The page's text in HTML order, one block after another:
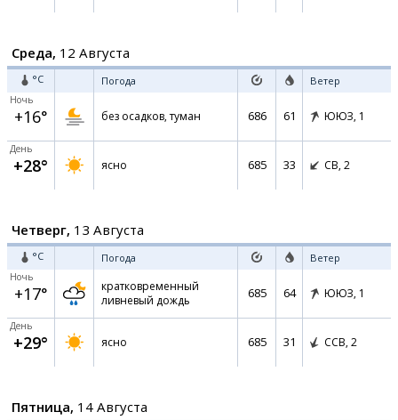
Среда, 12 Августа
°C Погода Ветер
Ночь
+16° без осадков, туман 686 61 ЮЮЗ, 1
День
+28° ясно 685 33 СВ, 2
Четверг, 13 Августа
°C Погода Ветер
Ночь
+17°
кратковременный
ливневый дождь
685 64 ЮЮЗ, 1
День
+29° ясно 685 31 ССВ, 2
Пятница, 14 Августа